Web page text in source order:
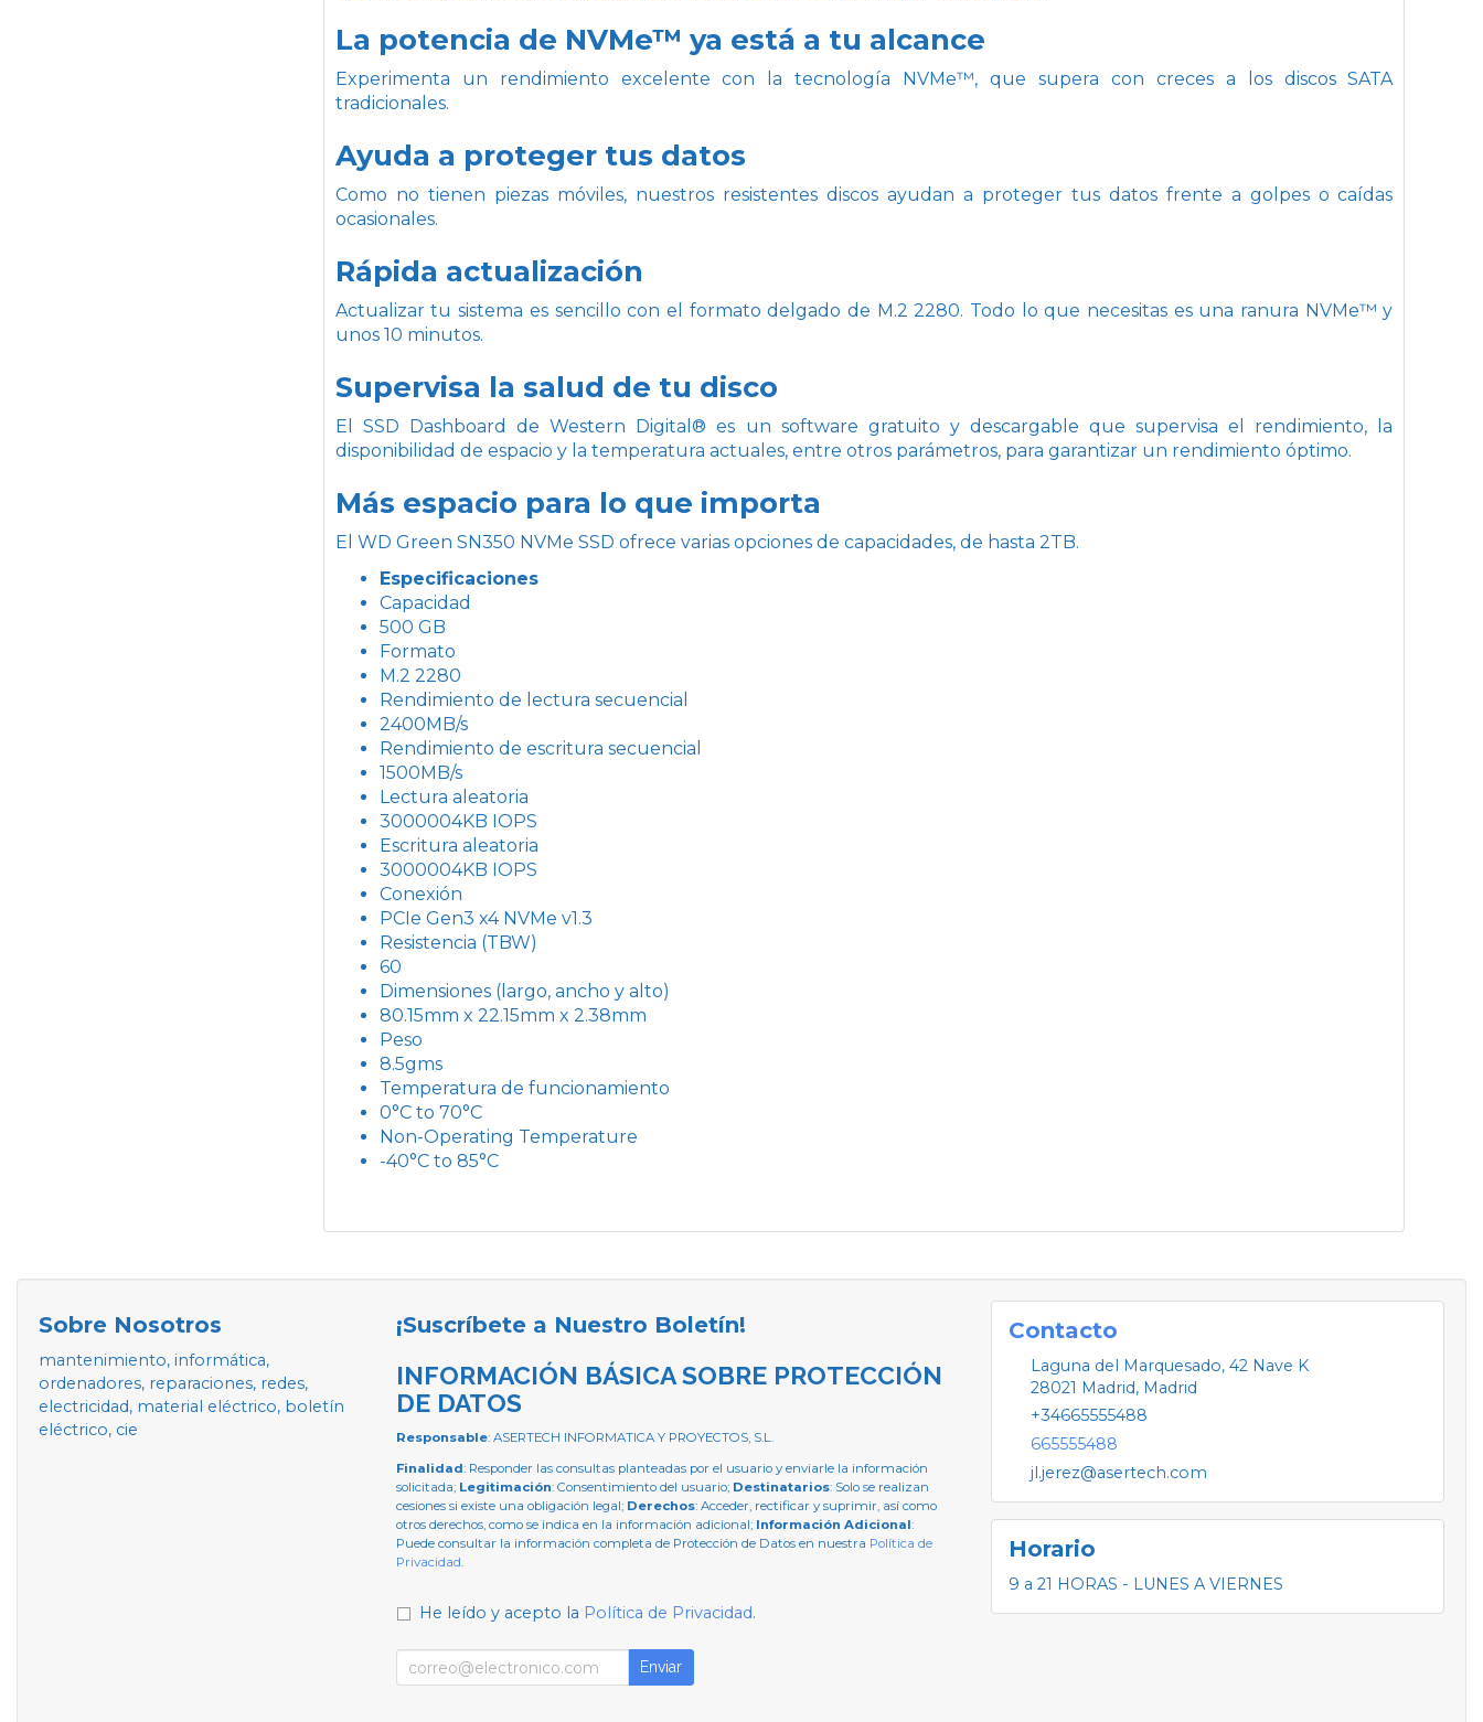
La potencia de NVMe™ ya está a tu alcance
Experimenta un rendimiento excelente con la tecnología NVMe™, que supera con creces a los discos SATA
tradicionales.
Ayuda a proteger tus datos
Como no tienen piezas móviles, nuestros resistentes discos ayudan a proteger tus datos frente a golpes o caídas
ocasionales.
Rápida actualización
Actualizar tu sistema es sencillo con el formato delgado de M.2 2280. Todo lo que necesitas es una ranura NVMe™ y
unos 10 minutos.
Supervisa la salud de tu disco
El SSD Dashboard de Western Digital® es un software gratuito y descargable que supervisa el rendimiento, la
disponibilidad de espacio y la temperatura actuales, entre otros parámetros, para garantizar un rendimiento óptimo.
Más espacio para lo que importa
El WD Green SN350 NVMe SSD ofrece varias opciones de capacidades, de hasta 2TB.
Especificaciones
Capacidad
500 GB
Formato
M.2 2280
Rendimiento de lectura secuencial
2400MB/s
Rendimiento de escritura secuencial
1500MB/s
Lectura aleatoria
3000004KB IOPS
Escritura aleatoria
3000004KB IOPS
Conexión
PCIe Gen3 x4 NVMe v1.3
Resistencia (TBW)
60
Dimensiones (largo, ancho y alto)
80.15mm x 22.15mm x 2.38mm
Peso
8.5gms
Temperatura de funcionamiento
0°C to 70°C
Non-Operating Temperature
-40°C to 85°C
Sobre Nosotros
mantenimiento, informática,
ordenadores, reparaciones, redes,
electricidad, material eléctrico, boletín
eléctrico, cie
¡Suscríbete a Nuestro Boletín!
INFORMACIÓN BÁSICA SOBRE PROTECCIÓN
DE DATOS
Responsable: ASERTECH INFORMATICA Y PROYECTOS, S.L.
Finalidad: Responder las consultas planteadas por el usuario y enviarle la información
solicitada; Legitimación: Consentimiento del usuario; Destinatarios: Solo se realizan
cesiones si existe una obligación legal; Derechos: Acceder, rectificar y suprimir, así como
otros derechos, como se indica en la información adicional; Información Adicional:
Puede consultar la información completa de Protección de Datos en nuestra Política de
Privacidad.
He leído y acepto la Política de Privacidad.
Enviar
Contacto
Laguna del Marquesado, 42 Nave K
28021 Madrid, Madrid
+34665555488
665555488
jl.jerez@asertech.com
Horario
9 a 21 HORAS - LUNES A VIERNES